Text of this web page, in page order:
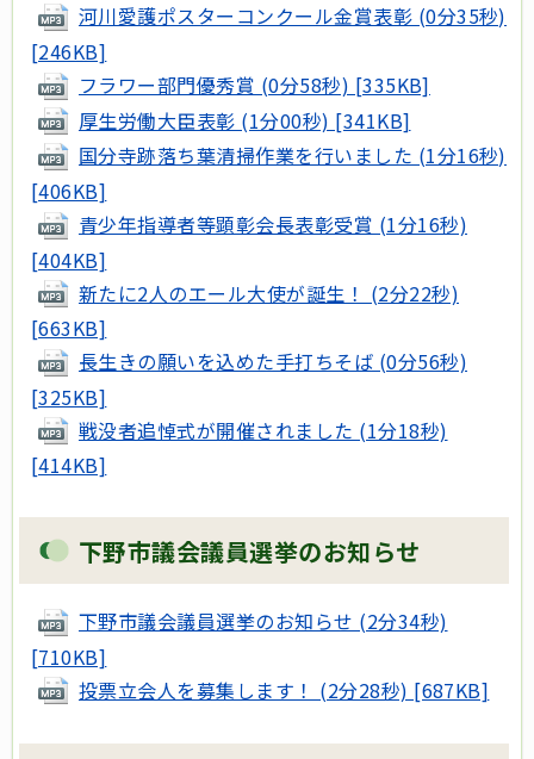
河川愛護ポスターコンクール金賞表彰 (0分35秒)
[246KB]
フラワー部門優秀賞 (0分58秒) [335KB]
厚生労働大臣表彰 (1分00秒) [341KB]
国分寺跡落ち葉清掃作業を行いました (1分16秒)
[406KB]
青少年指導者等顕彰会長表彰受賞 (1分16秒)
[404KB]
新たに2人のエール大使が誕生！ (2分22秒)
[663KB]
長生きの願いを込めた手打ちそば (0分56秒)
[325KB]
戦没者追悼式が開催されました (1分18秒)
[414KB]
下野市議会議員選挙のお知らせ
下野市議会議員選挙のお知らせ (2分34秒)
[710KB]
投票立会人を募集します！ (2分28秒) [687KB]